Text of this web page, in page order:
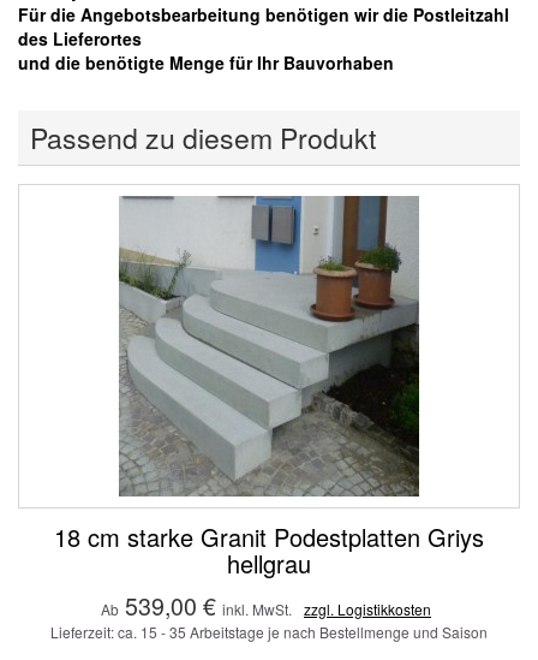
Für die Angebotsbearbeitung benötigen wir die Postleitzahl
des Lieferortes
und die benötigte Menge für Ihr Bauvorhaben
Passend zu diesem Produkt
18 cm starke Granit Podestplatten Griys
hellgrau
Ab 539,00 € inkl. MwSt.
zzgl. Logistikkosten
Lieferzeit: ca. 15 - 35 Arbeitstage je nach Bestellmenge und Saison